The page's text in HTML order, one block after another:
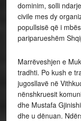
dominim, solli
civile mes dy
popullsisë që i
pariparueshëm
Marrëveshjen e
tradhti. Po kush e
jugosllavë në
nënshkruesit
dhe Mustafa
dhe u dënuan.